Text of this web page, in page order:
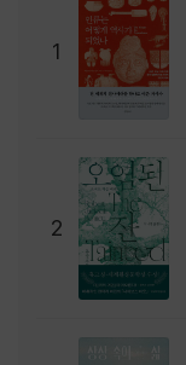
1
2